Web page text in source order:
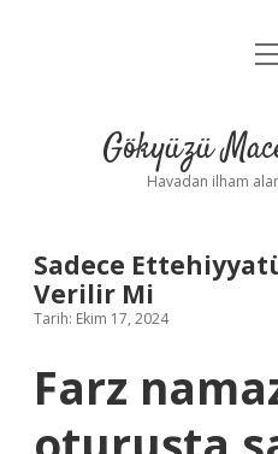
Yasal
Gökyüzü
Havadan ilham
Sadece
Verilir Mi
Tarih: Ekim 17, 2024
Farz